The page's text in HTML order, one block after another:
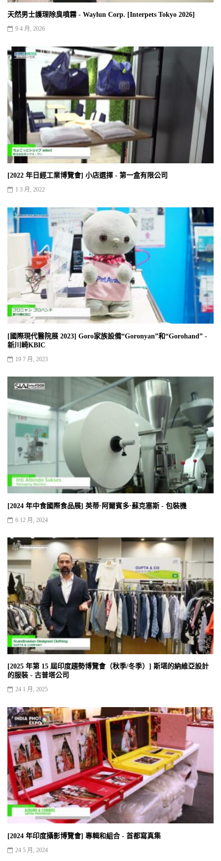
天然男士護理除臭噴霧 - Waylun Corp. [Interpets Tokyo 2026]
9 4 月, 2026
[2022 年日經工業博覽會] 小店選擇 - 第一盒有限公司
1 3 月, 2022
[國際現代醫院展 2023] Goro家族設備“Goronyan”和“Gorohand” -
新川崎KBIC
19 7 月, 2023
[2024 年中食國際食品展] 英蒂·阿爾賓多·蘇克塞斯 - 包裝機
6 12 月, 2024
[2025 年第 15 屆印度趨勢博覽會（秋季/冬季）] 斯堪的納維亞設計
的服裝 - 古普塔公司
24 1 月, 2025
[2024 年印度攝影博覽會] 專輯和組合 - 首都寫真集
24 5 月, 2024